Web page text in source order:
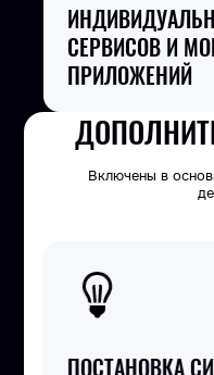
СЕРВИСОВ И
ПРИЛОЖЕНИЙ
Включены в
СИСТЕМА